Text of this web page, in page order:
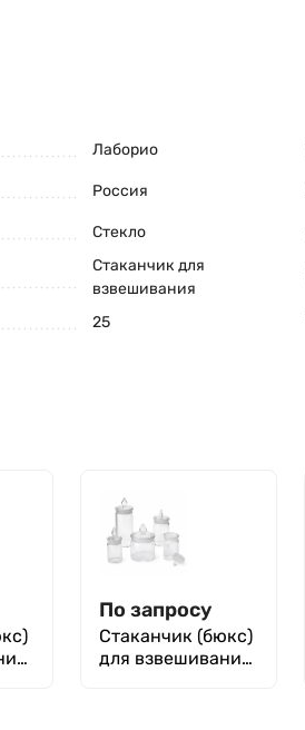
Лаборио
Россия
Стекло
Стаканчик для
взвешивания
25
По запросу
Стаканчик (бюкс)
для взвешивания